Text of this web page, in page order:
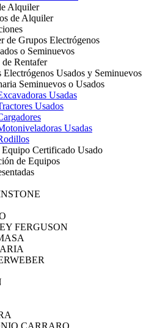
Alquiler
de Alquiler
de Grupos Electrógenos
o Seminuevos
de Rentafer
Electrógenos Usados y Seminuevos
Seminuevos o Usados
Usadas
Usados
Usadas
Certificado Usado
de Equipos
FERGUSON
CARRARO